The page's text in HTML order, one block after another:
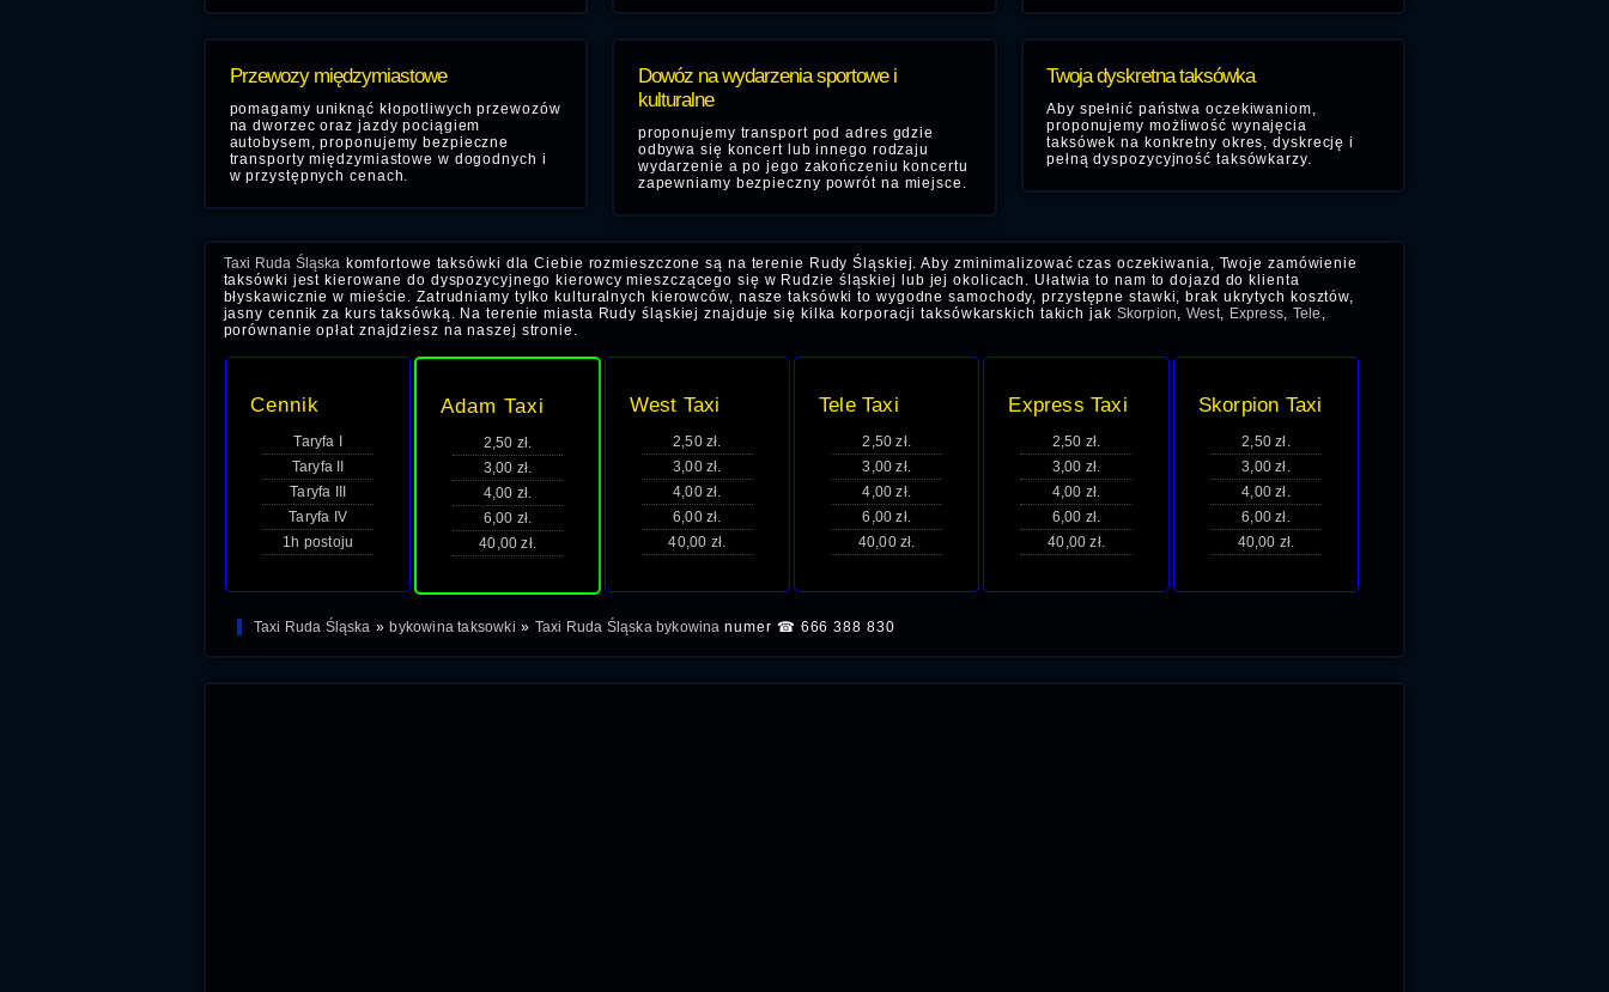
Przewozy międzymiastowe
pomagamy uniknąć kłopotliwych przewozów
na dworzec oraz jazdy pociągiem
autobysem, proponujemy bezpieczne
transporty międzymiastowe w dogodnych i
w przystępnych cenach.
Dowóz na wydarzenia sportowe i
kulturalne
proponujemy transport pod adres gdzie
odbywa się koncert lub innego rodzaju
wydarzenie a po jego zakończeniu koncertu
zapewniamy bezpieczny powrót na miejsce.
Twoja dyskretna taksówka
Aby spełnić państwa oczekiwaniom,
proponujemy możliwość wynajęcia
taksówek na konkretny okres, dyskrecję i
pełną dyspozycyjność taksówkarzy.
Taxi Ruda Śląska komfortowe taksówki dla Ciebie rozmieszczone są na terenie Rudy Śląskiej. Aby zminimalizować czas oczekiwania, Twoje zamówienie
taksówki jest kierowane do dyspozycyjnego kierowcy mieszczącego się w Rudzie śląskiej lub jej okolicach. Ułatwia to nam to dojazd do klienta
błyskawicznie w mieście. Zatrudniamy tylko kulturalnych kierowców, nasze taksówki to wygodne samochody, przystępne stawki, brak ukrytych kosztów,
jasny cennik za kurs taksówką. Na terenie miasta Rudy śląskiej znajduje się kilka korporacji taksówkarskich takich jak Skorpion,West, Express, Tele ,
porównanie opłat znajdziesz na naszej stronie.
Cennik
Taryfa I
Taryfa II
Taryfa III
Taryfa IV
1h postoju
Adam Taxi
2,50 zł.
3,00 zł.
4,00 zł.
6,00 zł.
40,00 zł.
West Taxi
2,50 zł.
3,00 zł.
4,00 zł.
6,00 zł.
40,00 zł.
Tele Taxi
2,50 zł.
3,00 zł.
4,00 zł.
6,00 zł.
40,00 zł.
Express Taxi
2,50 zł.
3,00 zł.
4,00 zł.
6,00 zł.
40,00 zł.
Skorpion Taxi
2,50 zł.
3,00 zł.
4,00 zł.
6,00 zł.
40,00 zł.
Taxi Ruda Śląska »bykowina taksowki » Taxi Ruda Śląska bykowina numer ☎ 666 388 830